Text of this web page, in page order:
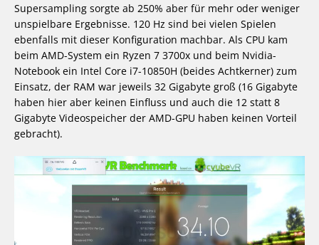
Supersampling sorgte ab 250% aber für mehr oder weniger
unspielbare Ergebnisse. 120 Hz sind bei vielen Spielen
ebenfalls mit dieser Konfiguration machbar. Als CPU kam
beim AMD-System ein Ryzen 7 3700x und beim Nvidia-
Notebook ein Intel Core i7-10850H (beides Achtkerner) zum
Einsatz, der RAM war jeweils 32 Gigabyte groß (16 Gigabyte
haben hier aber keinen Einfluss und auch die 12 statt 8
Gigabyte Videospeicher der AMD-GPU haben keinen Vorteil
gebracht).